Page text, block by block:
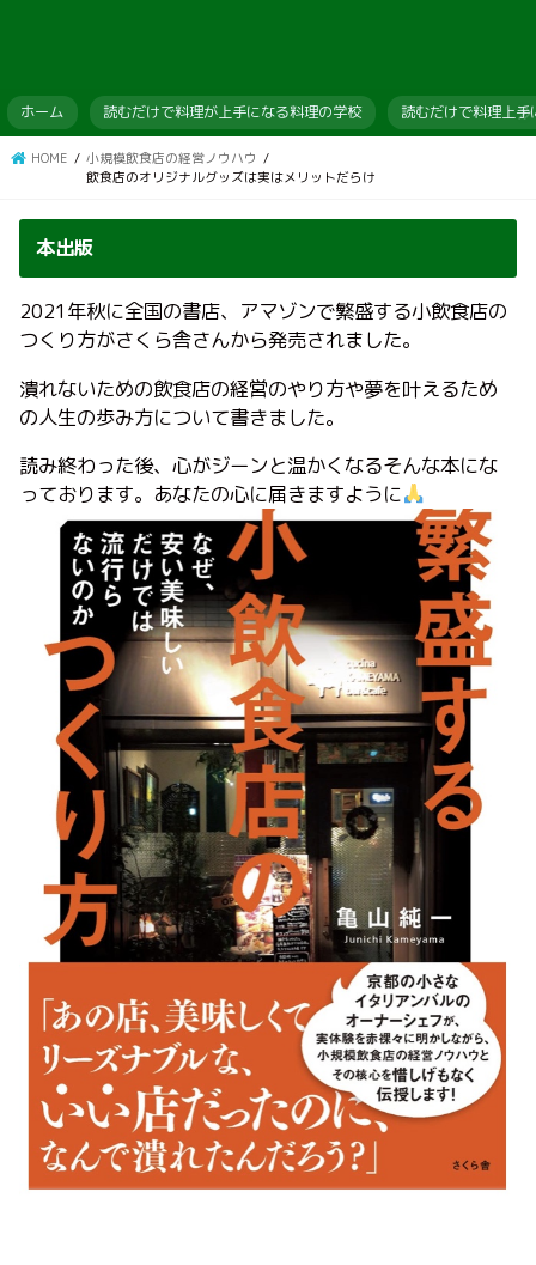
ホーム 読むだけで料理が上手になる料理の学校 読むだけで料理上
HOME
小規模飲食店の経営ノウハウ
飲食店のオリジナルグッズは実はメリットだらけ
本出版
2021年秋に全国の書店、アマゾンで繁盛する小飲食店の
つくり方がさくら舎さんから発売されました。
潰れないための飲食店の経営のやり方や夢を叶えるため
の人生の歩み方について書きました。
読み終わった後、心がジーンと温かくなるそんな本にな
っております。あなたの心に届きますように